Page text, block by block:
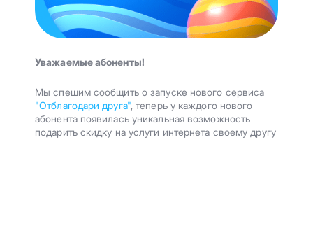
Уважаемые абоненты!
Мы спешим сообщить о запуске нового сервиса
"Отблагодари друга", теперь у каждого нового
абонента появилась уникальная возможность
подарить скидку на услуги интернета своему другу